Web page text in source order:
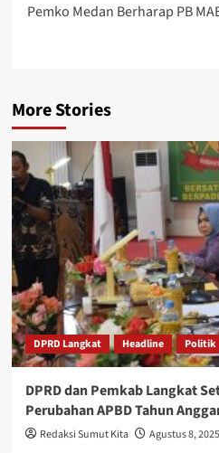
Pemko Medan Berharap PB
More Stories
DPRD Langkat Headline Politik
DPRD dan Pemkab Langkat
Perubahan APBD Tahun
Redaksi Sumut Kita Agustus 8, 2025